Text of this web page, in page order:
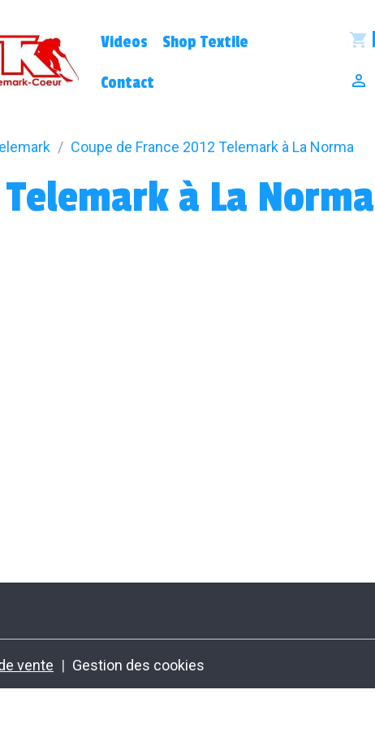
Videos Shop Textile
Contact
Coupe de France 2012 Telemark à La Norma
Telemark à La Norma
vente Gestion des cookies